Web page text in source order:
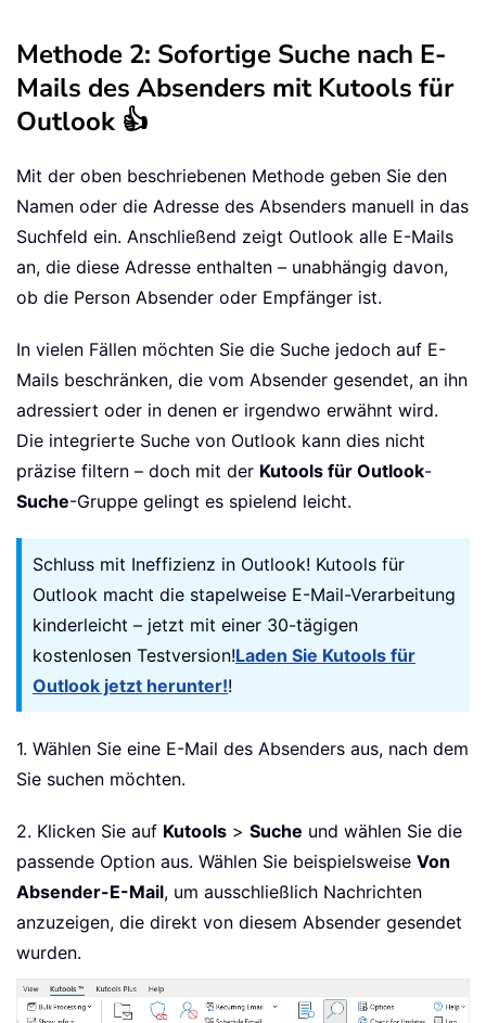
Methode 2: Sofortige Suche nach E-
Mails des Absenders mit Kutools für
Outlook 👍
Mit der oben beschriebenen Methode geben Sie den
Namen oder die Adresse des Absenders manuell in das
Suchfeld ein. Anschließend zeigt Outlook alle E-Mails
an, die diese Adresse enthalten – unabhängig davon,
ob die Person Absender oder Empfänger ist.
In vielen Fällen möchten Sie die Suche jedoch auf E-
Mails beschränken, die vom Absender gesendet, an ihn
adressiert oder in denen er irgendwo erwähnt wird.
Die integrierte Suche von Outlook kann dies nicht
präzise filtern – doch mit der Kutools für Outlook-
Suche-Gruppe gelingt es spielend leicht.
Schluss mit Ineffizienz in Outlook! Kutools für
Outlook macht die stapelweise E-Mail-Verarbeitung
kinderleicht – jetzt mit einer 30-tägigen
kostenlosen Testversion!Laden Sie Kutools für
Outlook jetzt herunter!!
1. Wählen Sie eine E-Mail des Absenders aus, nach dem
Sie suchen möchten.
2. Klicken Sie auf Kutools > Suche und wählen Sie die
passende Option aus. Wählen Sie beispielsweise Von
Absender-E-Mail, um ausschließlich Nachrichten
anzuzeigen, die direkt von diesem Absender gesendet
wurden.